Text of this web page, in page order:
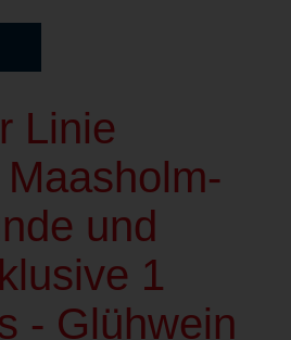
Linie
und
1
- Glühwein